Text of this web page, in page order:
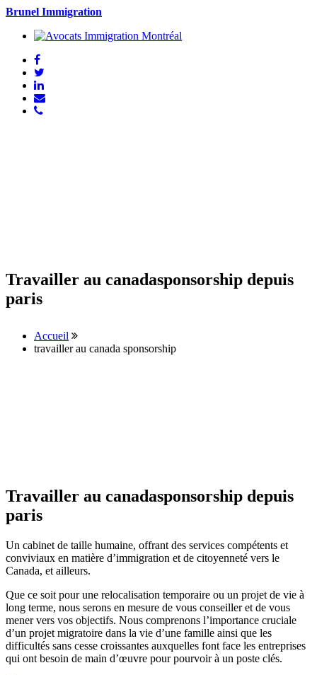
Brunel Immigration
Travailler au canadasponsorship depuis
paris
Accueil
travailler au canada sponsorship
Travailler au canadasponsorship depuis
paris
Un cabinet de taille humaine, offrant des services compétents et
conviviaux en matière d’immigration et de citoyenneté vers le
Canada, et ailleurs.
Que ce soit pour une relocalisation temporaire ou un projet de vie à
long terme, nous serons en mesure de vous conseiller et de vous
mener vers vos objectifs. Nous comprenons l’importance cruciale
d’un projet migratoire dans la vie d’une famille ainsi que les
difficultés sans cesse croissantes auxquelles font face les entreprises
qui ont besoin de main d’œuvre pour pourvoir à un poste clés.